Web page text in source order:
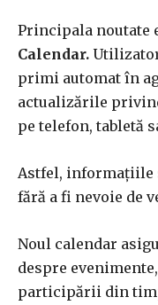
Principala noutate
Calendar.
primi automat în
actualizările
pe telefon, tabletă
Astfel, informațiile
fără a fi nevoie de
Noul calendar
despre
participării din